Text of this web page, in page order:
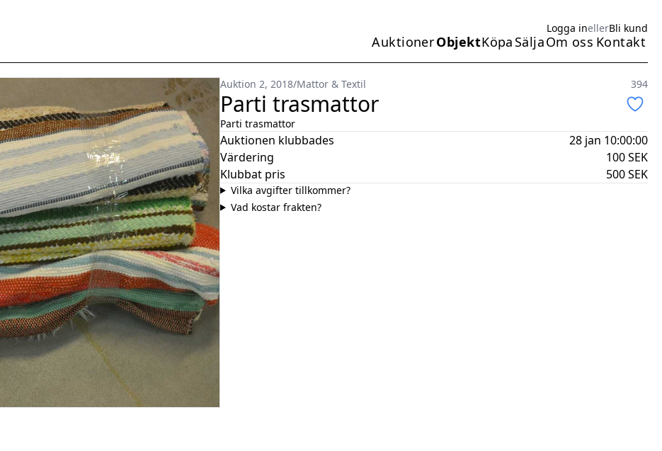
Logga inellerBli kund
Huvudmeny
AuktionerObjektKöpa SäljaOm oss Kontakt
Auktion 2, 2018/Mattor & Textil 394
Parti trasmattor
Parti trasmattor
Auktionen klubbades
28 jan 10:00:00
Värdering
100SEK
Klubbat pris
500SEK
Vilka avgifter tillkommer?
Vad kostar frakten?